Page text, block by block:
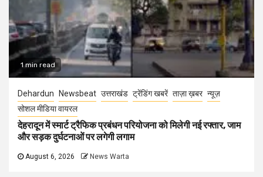
1 min read
Dehardun Newsbeat उत्तराखंड ट्रेंडिंग खबरें ताज़ा ख़बर न्यूज़
सोशल मीडिया वायरल
देहरादून में स्मार्ट ट्रैफिक प्रबंधन परियोजना को मिलेगी नई रफ्तार, जाम
और सड़क दुर्घटनाओं पर लगेगी लगाम
August 6, 2026 News Warta